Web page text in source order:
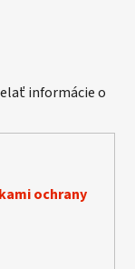
informácie o
ochrany